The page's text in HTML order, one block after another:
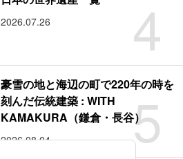
4
2026.07.26
5
豪雪の地と海辺の町で220年の時を
刻んだ伝統建築 : WITH
KAMAKURA（鎌倉・長谷）
2026.08.04